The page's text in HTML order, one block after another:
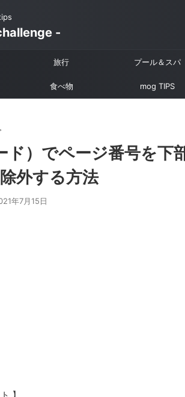
-
旅行 プール＆スパ
食べ物 mog TIPS
ド）でページ番号を下
外する方法
年7月15日